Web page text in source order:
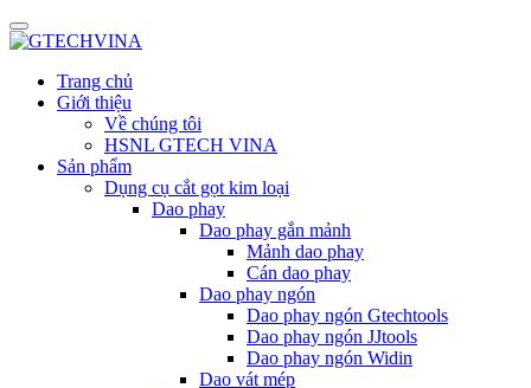
Trang chủ
Giới thiệu
Về chúng tôi
HSNL GTECH VINA
Sản phẩm
Dụng cụ cắt gọt kim loại
Dao phay
Dao phay gắn mảnh
Mảnh dao phay
Cán dao phay
Dao phay ngón
Dao phay ngón Gtechtools
Dao phay ngón JJtools
Dao phay ngón Widin
Dao vát mép